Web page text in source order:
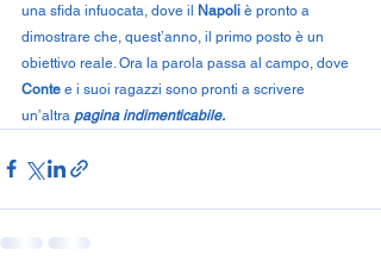
una sfida infuocata, dove il Napoli è pronto a
dimostrare che, quest’anno, il primo posto è un
obiettivo reale. Ora la parola passa al campo, dove
Conte e i suoi ragazzi sono pronti a scrivere
un’altra pagina indimenticabile.